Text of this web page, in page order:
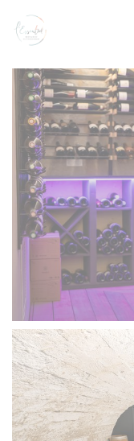
Personalización de